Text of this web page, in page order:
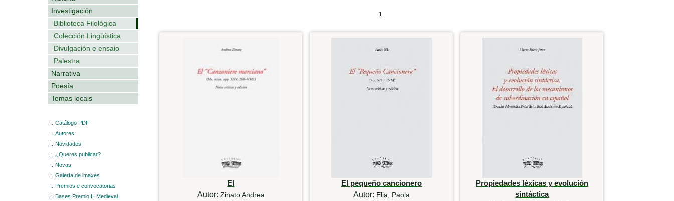
Investigación
Biblioteca Filológica
Colección Lingüística
Divulgación e ensaio
Palestra
Narrativa
Poesía
Temas locais
:.
Catálogo PDF
:.
Autores
:.
Novidades
:.
¿Queres publicar?
:.
Novas
:.
Galería de imaxes
:.
Premios e convocatorias
:.
Bases Premio H Medieval
1
El
Autor: Zinato Andrea
El pequeño cancionero
Autor: Elia, Paola
Propiedades léxicas y evolución
sintáctica